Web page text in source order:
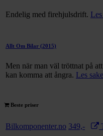
Endelig med firehjulsdrift.
Allt Om Bilar (2015)
Men när man väl tröttnat på
kan komma att ångra. Les
Beste priser
Bilkomponenter.no 349,-